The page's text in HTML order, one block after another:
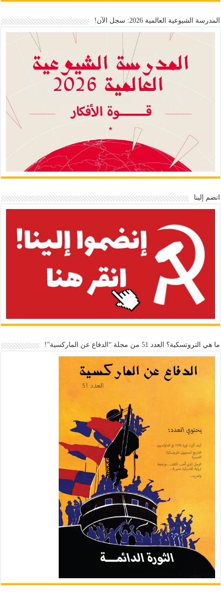
المدرسة الشيوعية العالمية 2026: سجل الآن!
انضم إلينا
ما هي التروتسكية؟ العدد 51 من مجلة “الدفاع عن الماركسية”!